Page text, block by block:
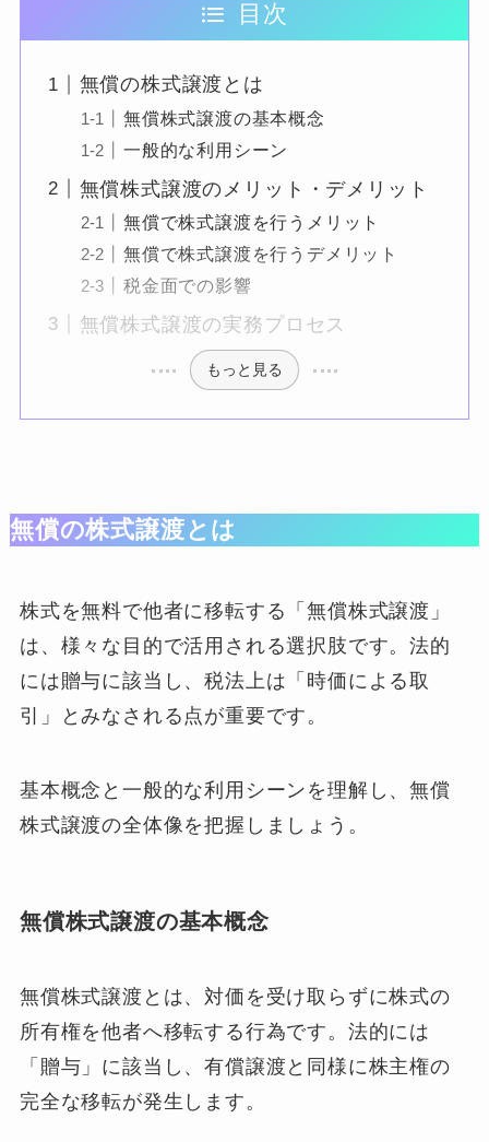
目次
無償の株式譲渡とは
無償株式譲渡の基本概念
一般的な利用シーン
無償株式譲渡のメリット・デメリット
無償で株式譲渡を行うメリット
無償で株式譲渡を行うデメリット
税金面での影響
無償株式譲渡の実務プロセス
もっと見る
無償の株式譲渡とは
株式を無料で他者に移転する「無償株式譲渡」
は、様々な目的で活用される選択肢です。法的
には贈与に該当し、税法上は「時価による取
引」とみなされる点が重要です。
基本概念と一般的な利用シーンを理解し、無償
株式譲渡の全体像を把握しましょう。
無償株式譲渡の基本概念
無償株式譲渡とは、対価を受け取らずに株式の
所有権を他者へ移転する行為です。法的には
「贈与」に該当し、有償譲渡と同様に株主権の
完全な移転が発生します。